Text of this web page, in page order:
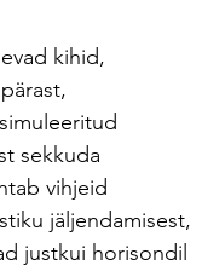
kihid,
sekkuda
vihjeid
jäljendamisest,
justkui horisondil